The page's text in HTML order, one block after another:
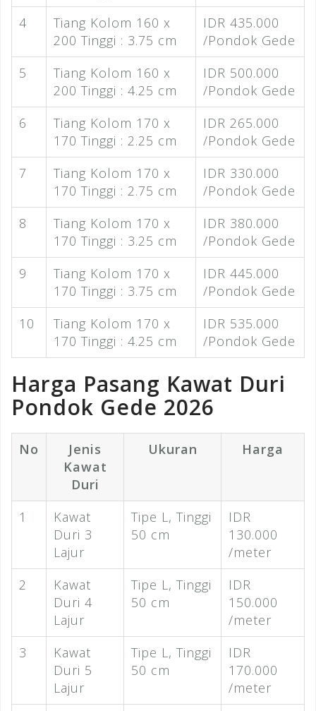
4
Tiang Kolom 160 x
200 Tinggi : 3.75 cm
IDR 435.000
/Pondok Gede
5
Tiang Kolom 160 x
200 Tinggi : 4.25 cm
IDR 500.000
/Pondok Gede
6
Tiang Kolom 170 x
170 Tinggi : 2.25 cm
IDR 265.000
/Pondok Gede
7
Tiang Kolom 170 x
170 Tinggi : 2.75 cm
IDR 330.000
/Pondok Gede
8
Tiang Kolom 170 x
170 Tinggi : 3.25 cm
IDR 380.000
/Pondok Gede
9
Tiang Kolom 170 x
170 Tinggi : 3.75 cm
IDR 445.000
/Pondok Gede
10
Tiang Kolom 170 x
170 Tinggi : 4.25 cm
IDR 535.000
/Pondok Gede
Harga Pasang Kawat Duri
Pondok Gede 2026
No
Jenis
Kawat
Duri
Ukuran Harga
1
Kawat
Duri 3
Lajur
Tipe L, Tinggi
50 cm
IDR
130.000
/meter
2
Kawat
Duri 4
Lajur
Tipe L, Tinggi
50 cm
IDR
150.000
/meter
3
Kawat
Duri 5
Lajur
Tipe L, Tinggi
50 cm
IDR
170.000
/meter